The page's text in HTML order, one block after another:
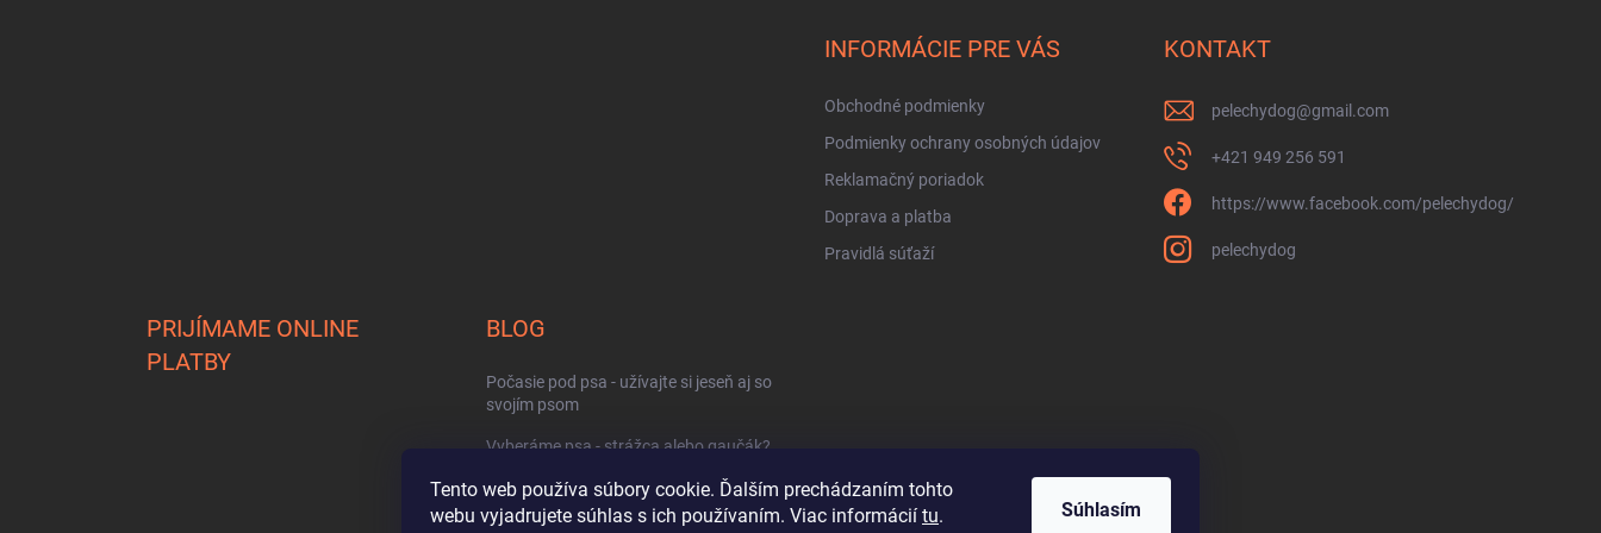
Tento web používa súbory cookie. Ďalším prechádzaním tohto
webu vyjadrujete súhlas s ich používaním. Viac informácií tu. Súhlasím
INFORMÁCIE PRE VÁS
Obchodné podmienky
Podmienky ochrany osobných údajov
Reklamačný poriadok
Doprava a platba
Pravidlá súťaží
KONTAKT
pelechydog@gmail.com
+421 949 256 591
https://www.facebook.com/pelechydog/
pelechydog
PRIJÍMAME ONLINE
PLATBY
BLOG
Počasie pod psa - užívajte si jeseň aj so
svojím psom
Vyberáme psa - strážca alebo gaučák?
Ako zvládať horúce počasie so psom?